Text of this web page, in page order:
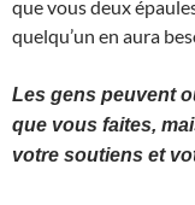
que vous deux
quelqu’un en aura
Les gens peuvent
que vous faites,
votre soutiens et